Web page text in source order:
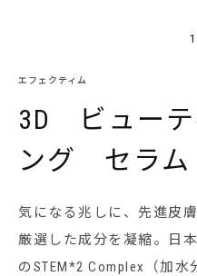
1
エフェクティム
3D ビューテ
ング セラム
気になる兆しに、先進皮
厳選した成分を凝縮。日
のSTEM*2 Complex（加